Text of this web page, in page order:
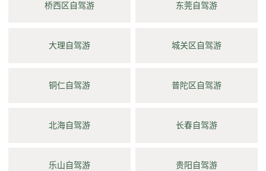
桥西区自驾游 东莞自驾游
大理自驾游 城关区自驾游
铜仁自驾游 普陀区自驾游
北海自驾游 长春自驾游
乐山自驾游 贵阳自驾游